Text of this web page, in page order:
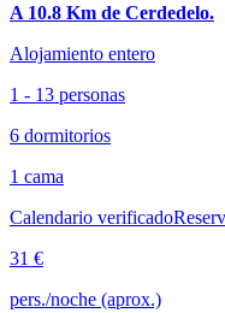
A 10.8 Km de Cerdedelo.
Alojamiento entero
1 - 13 personas
6 dormitorios
1 cama
Calendario verificado
31 €
pers./noche (aprox.)